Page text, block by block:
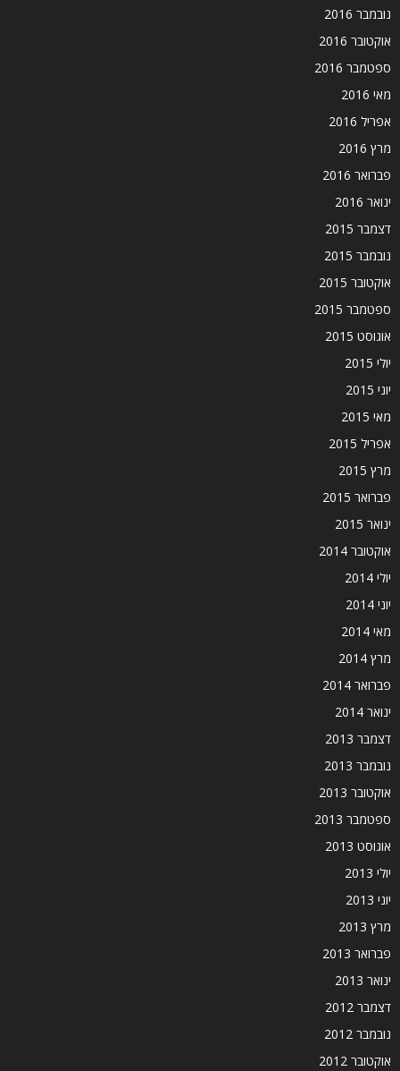
נובמבר 2016
אוקטובר 2016
ספטמבר 2016
מאי 2016
אפריל 2016
מרץ 2016
פברואר 2016
ינואר 2016
דצמבר 2015
נובמבר 2015
אוקטובר 2015
ספטמבר 2015
אוגוסט 2015
יולי 2015
יוני 2015
מאי 2015
אפריל 2015
מרץ 2015
פברואר 2015
ינואר 2015
אוקטובר 2014
יולי 2014
יוני 2014
מאי 2014
מרץ 2014
פברואר 2014
ינואר 2014
דצמבר 2013
נובמבר 2013
אוקטובר 2013
ספטמבר 2013
אוגוסט 2013
יולי 2013
יוני 2013
מרץ 2013
פברואר 2013
ינואר 2013
דצמבר 2012
נובמבר 2012
אוקטובר 2012